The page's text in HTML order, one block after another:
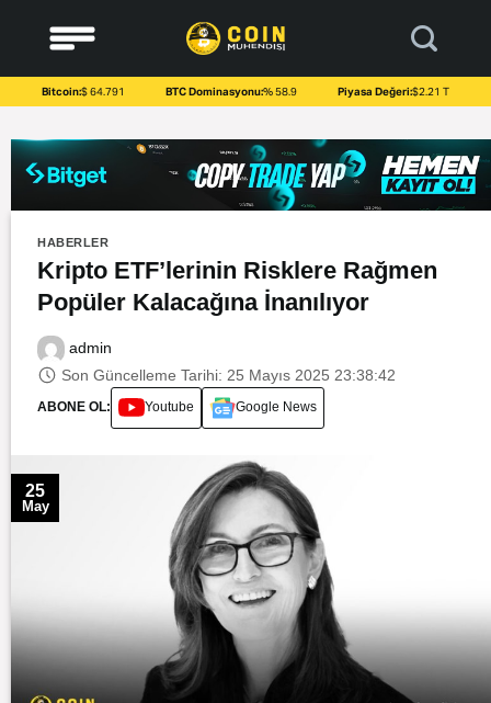
content
Bitcoin:$ 64.791 BTC Dominasyonu:% 58.9 Piyasa Değeri:$2.21 T
HABERLER
Kripto ETF’lerinin Risklere Rağmen
Popüler Kalacağına İnanılıyor
admin
Son Güncelleme Tarihi: 25 Mayıs 2025 23:38:42
ABONE OL: Youtube Google News
25
May